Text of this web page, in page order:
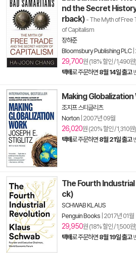
nd the Secret
rback) - The Myth of Free
of Capitalism
장하준
Bloomsbury Publishing PLC|
29,700원 (18% 할인 / 1,490원)
택배로 주문하면 8월 14일 출고
Making
조지프 스티글리츠
Norton 2007년 09월
26,020원 (20% 할인 / 1,310원)
택배로 주문하면 8월 21일 출고
The Fourth
ck)
SCHWAB KLAUS
Penguin Books 2017년 01월
29,950원 (18% 할인 / 1,500원)
택배로 주문하면 8월 19일 출고